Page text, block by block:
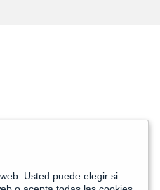
Usted puede elegir si